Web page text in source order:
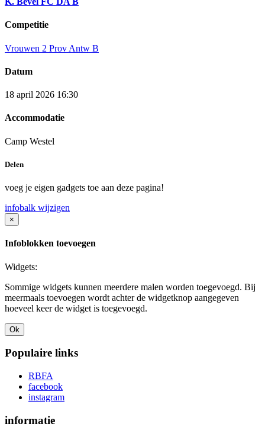
Competitie
Vrouwen 2 Prov Antw B
Datum
18 april 2026 16:30
Accommodatie
Camp Westel
Delen
voeg je eigen gadgets toe aan deze pagina!
infobalk wijzigen
×
Infoblokken toevoegen
Widgets:
Sommige widgets kunnen meerdere malen worden toegevoegd. Bij
meermaals toevoegen wordt achter de widgetknop aangegeven
hoeveel keer de widget is toegevoegd.
Ok
Populaire links
RBFA
facebook
instagram
informatie